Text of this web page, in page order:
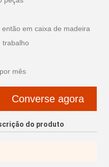
em caixa de madeira
trabalho
mês
Converse agora
do produto